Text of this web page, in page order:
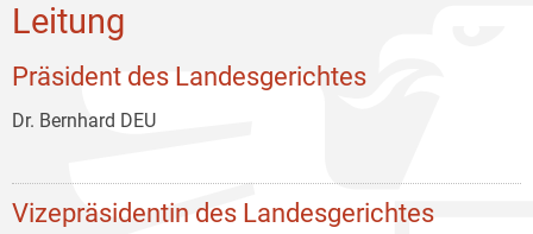
Leitung
Präsident des Landesgerichtes
Dr. Bernhard DEU
Vizepräsidentin des Landesgerichtes